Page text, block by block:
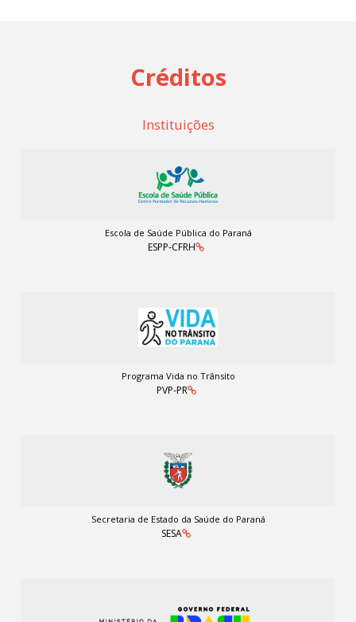
Créditos
Instituições
Escola de Saúde Pública do Paraná
ESPP-CFRH
Programa Vida no Trânsito
PVP-PR
Secretaria de Estado da Saúde do Paraná
SESA